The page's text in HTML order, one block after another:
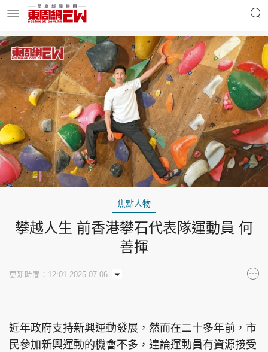
明星名人 時事財經
東周Ladies 優享生活
東周食玩通 會員活動
玄學靈異 東周專欄
東周刊 cazbuyer 東Touch
焦點人物
攀越人生 前香港攀石代表隊運動員 何
善揮
更新時間：12:01 2025-07-06
近年政府支持新興運動發展，然而在二十多年前，市
民參加新興運動的機會不多，遑論運動員有資源接受